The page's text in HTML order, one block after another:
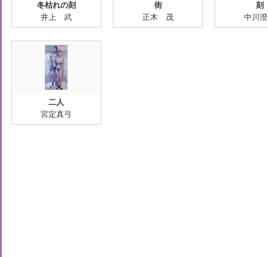
冬枯れの刻
井上 武
街
正木 茂
刻
中川
二人
宮定真弓